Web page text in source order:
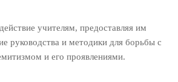
учителям, предоставляя им
руководства и методики для борьбы с
и его проявлениями.